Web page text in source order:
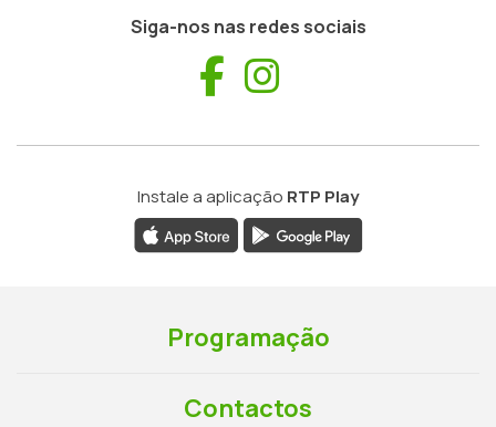
Siga-nos nas redes sociais
Facebook
Instale a aplicação RTP Play
Programação
Contactos